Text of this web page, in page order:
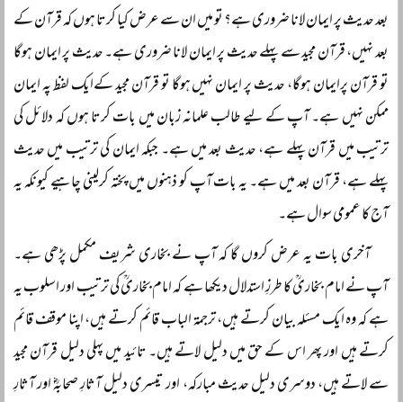
بعد حدیث پر ایمان لانا ضروری ہے؟ تو میں ان سے عرض کیا کرتا ہوں کہ قرآن کے
بعد نہیں، قرآن مجید سے پہلے حدیث پر ایمان لانا ضروری ہے۔ حدیث پر ایمان ہوگا
تو قرآن پرایمان ہوگا، حدیث پر ایمان نہیں ہوگا تو قرآن مجید کےایک لفظ پہ ایمان
ممکن نہیں ہے۔ آپ کے لیے طالب علمانہ زبان میں بات کرتا ہوں کہ دلائل کی
ترتیب میں قرآن پہلے ہے، حدیث بعد میں ہے۔ جبکہ ایمان کی ترتیب میں حدیث
پہلے ہے، قرآن بعد میں ہے۔ یہ بات آپ کو ذہنوں میں پختہ کرلینی چاہیے کیونکہ یہ
آج کا عمومی سوال ہے۔
آخری بات یہ عرض کروں گا کہ آپ نے بخاری شریف مکمل پڑھی ہے۔
آپ نے امام بخاریؒ کا طرزِ استدلال دیکھا ہے کہ امام بخاریؒ کی ترتیب اور اسلوب یہ
ہے کہ وہ ایک مسئلہ بیان کرتے ہیں، ترجمۃ الباب قائم کرتے ہیں، اپنا موقف قائم
کرتے ہیں اور پھر اس کے حق میں دلیل لاتے ہیں۔ تائید میں پہلی دلیل قرآن مجید
سے لاتے ہیں، دوسری دلیل حدیث مبارکہ، اور تیسری دلیل آثارِ صحابہؓ اور آثارِ